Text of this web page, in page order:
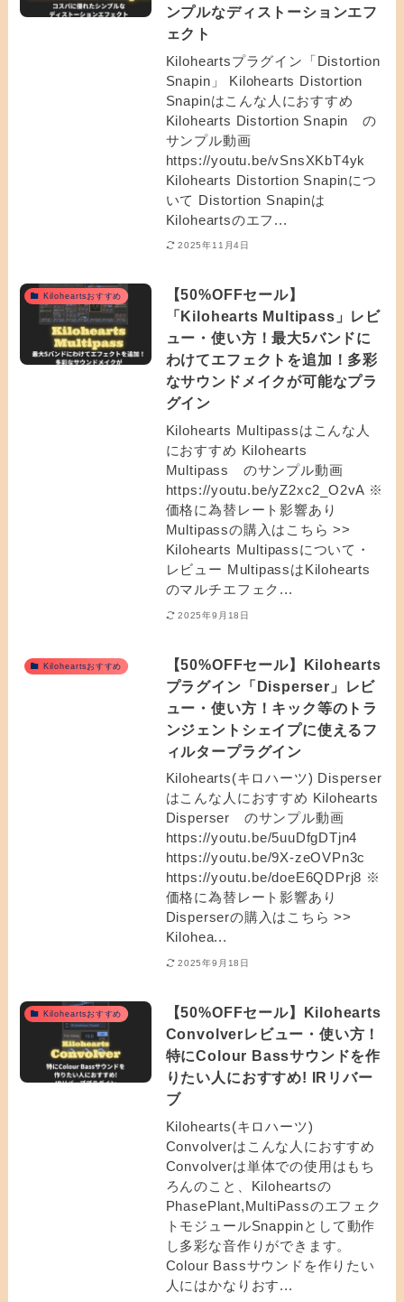
ンプルなディストーションエフ
ェクト
Kiloheartsプラグイン「Distortion
Snapin」 Kilohearts Distortion
Snapinはこんな人におすすめ
Kilohearts Distortion Snapin の
サンプル動画
https://youtu.be/vSnsXKbT4yk
Kilohearts Distortion Snapinにつ
いて Distortion Snapinは
Kiloheartsのエフ...
2025年11月4日
Kiloheartsおすすめ
【50%OFFセール】
「Kilohearts Multipass」レビ
ュー・使い方！最大5バンドに
わけてエフェクトを追加！多彩
なサウンドメイクが可能なプラ
グイン
Kilohearts Multipassはこんな人
におすすめ Kilohearts
Multipass のサンプル動画
https://youtu.be/yZ2xc2_O2vA ※
価格に為替レート影響あり
Multipassの購入はこちら >>
Kilohearts Multipassについて・
レビュー MultipassはKilohearts
のマルチエフェク...
2025年9月18日
Kiloheartsおすすめ
【50%OFFセール】Kilohearts
プラグイン「Disperser」レビ
ュー・使い方！キック等のトラ
ンジェントシェイプに使えるフ
ィルタープラグイン
Kilohearts(キロハーツ) Disperser
はこんな人におすすめ Kilohearts
Disperser のサンプル動画
https://youtu.be/5uuDfgDTjn4
https://youtu.be/9X-zeOVPn3c
https://youtu.be/doeE6QDPrj8 ※
価格に為替レート影響あり
Disperserの購入はこちら >>
Kilohea...
2025年9月18日
Kiloheartsおすすめ
【50%OFFセール】Kilohearts
Convolverレビュー・使い方！
特にColour Bassサウンドを作
りたい人におすすめ! IRリバー
ブ
Kilohearts(キロハーツ)
Convolverはこんな人におすすめ
Convolverは単体での使用はもち
ろんのこと、Kiloheartsの
PhasePlant,MultiPassのエフェク
トモジュールSnappinとして動作
し多彩な音作りができます。
Colour Bassサウンドを作りたい
人にはかなりおす...